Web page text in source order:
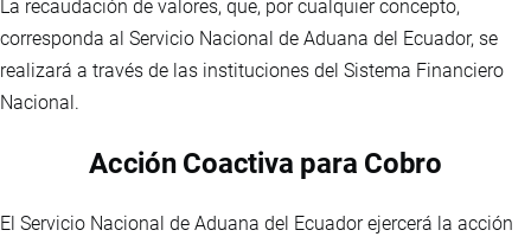
La recaudación de valores, que, por cualquier concepto,
corresponda al Servicio Nacional de Aduana del Ecuador, se
realizará a través de las instituciones del Sistema Financiero
Nacional.
Acción Coactiva para Cobro
El Servicio Nacional de Aduana del Ecuador ejercerá la acción